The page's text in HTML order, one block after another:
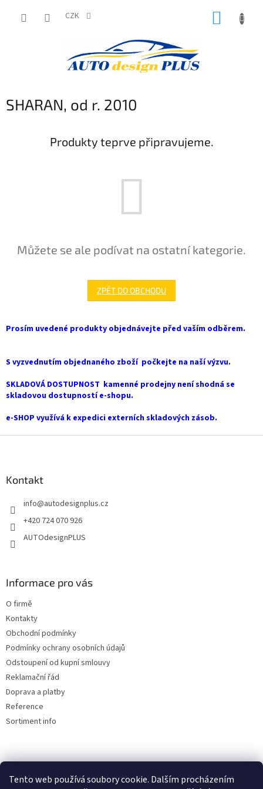
Tento web používá soubory cookie. Dalším procházením
CZK
SHARAN, od r. 2010
Produkty teprve připravujeme.
Můžete se ale podívat na ostatní kategorie.
ZPĚT DO OBCHODU
Prosím uvedené produkty objednávejte před vaším odběrem.
S vyzvednutím objednaného zboží počkejte na naší výzvu.
SKLADOVÁ DOSTUPNOST kamenné prodejny není shodná se
skladovou dostupností e-shopu.
e-SHOP využívá k expedici externích skladových zásob.
Kontakt
info@autodesignplus.cz
+420 724 070 926
AUTOdesignPLUS
Informace pro vás
O firmě
Kontakty
Obchodní podmínky
Podmínky ochrany osobních údajů
Odstoupení od kupní smlouvy
Reklamační řád
Doprava a platby
Reference
Sortiment info
Reklamační řád